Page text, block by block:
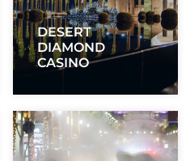
DESERT
DIAMOND
CASINO